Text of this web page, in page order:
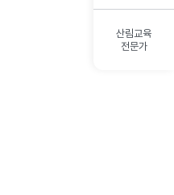
산림교육
전문가